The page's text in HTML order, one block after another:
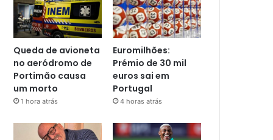
Queda de avioneta
no aeródromo de
Portimão causa
um morto
1 hora atrás
Euromilhões:
Prémio de 30 mil
euros sai em
Portugal
4 horas atrás